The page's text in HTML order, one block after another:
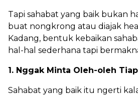
Tapi sahabat yang baik bukan
buat nongkrong atau diajak
Kadang, bentuk kebaikan
hal-hal sederhana tapi
1. Nggak Minta Oleh-oleh
Sahabat yang baik itu ngerti